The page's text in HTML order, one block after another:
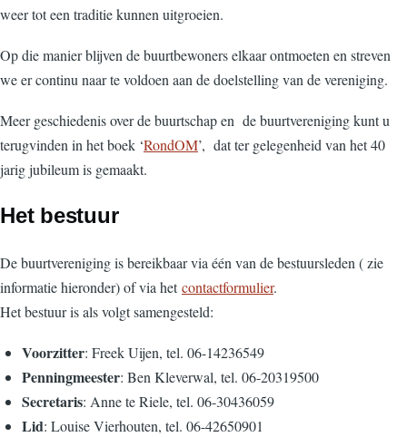
weer tot een traditie kunnen uitgroeien.
Op die manier blijven de buurtbewoners elkaar ontmoeten en streven
we er continu naar te voldoen aan de doelstelling van de vereniging.
Meer geschiedenis over de buurtschap en de buurtvereniging kunt u
terugvinden in het boek ‘RondOM’, dat ter gelegenheid van het 40
jarig jubileum is gemaakt.
Het bestuur
De buurtvereniging is bereikbaar via één van de bestuursleden ( zie
informatie hieronder) of via hetcontactformulier.
Het bestuur is als volgt samengesteld:
Voorzitter: Freek Uijen, tel. 06-14236549
Penningmeester: Ben Kleverwal, tel. 06-20319500
Secretaris: Anne te Riele, tel. 06-30436059
Lid: Louise Vierhouten, tel. 06-42650901